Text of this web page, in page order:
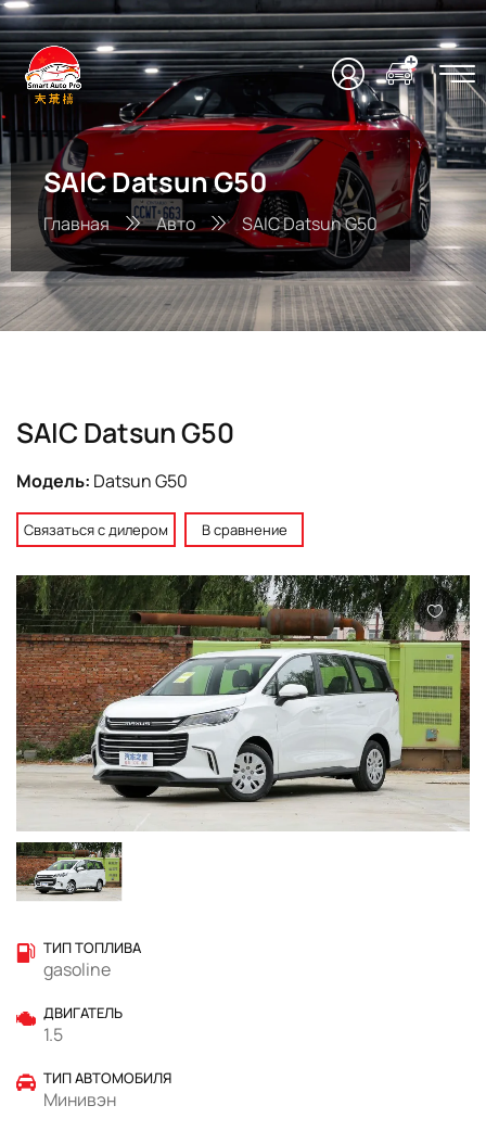
SAIC Datsun G50
Главная Авто SAIC Datsun G50
SAIC Datsun G50
Модель: Datsun G50
Связаться с дилером В сравнение
ТИП ТОПЛИВА
gasoline
ДВИГАТЕЛЬ
1.5
ТИП АВТОМОБИЛЯ
Минивэн